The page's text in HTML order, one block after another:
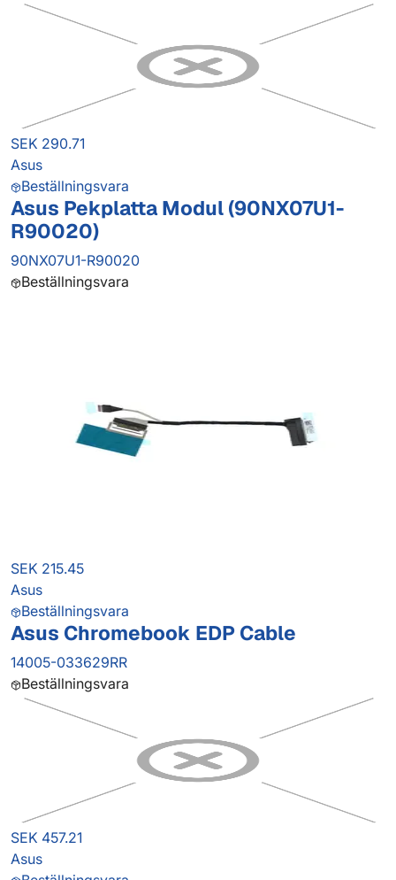
SEK 290.71
Asus
Beställningsvara
Asus Pekplatta Modul (90NX07U1-
R90020)
90NX07U1-R90020
Beställningsvara
SEK 215.45
Asus
Beställningsvara
Asus Chromebook EDP Cable
14005-033629RR
Beställningsvara
SEK 457.21
Asus